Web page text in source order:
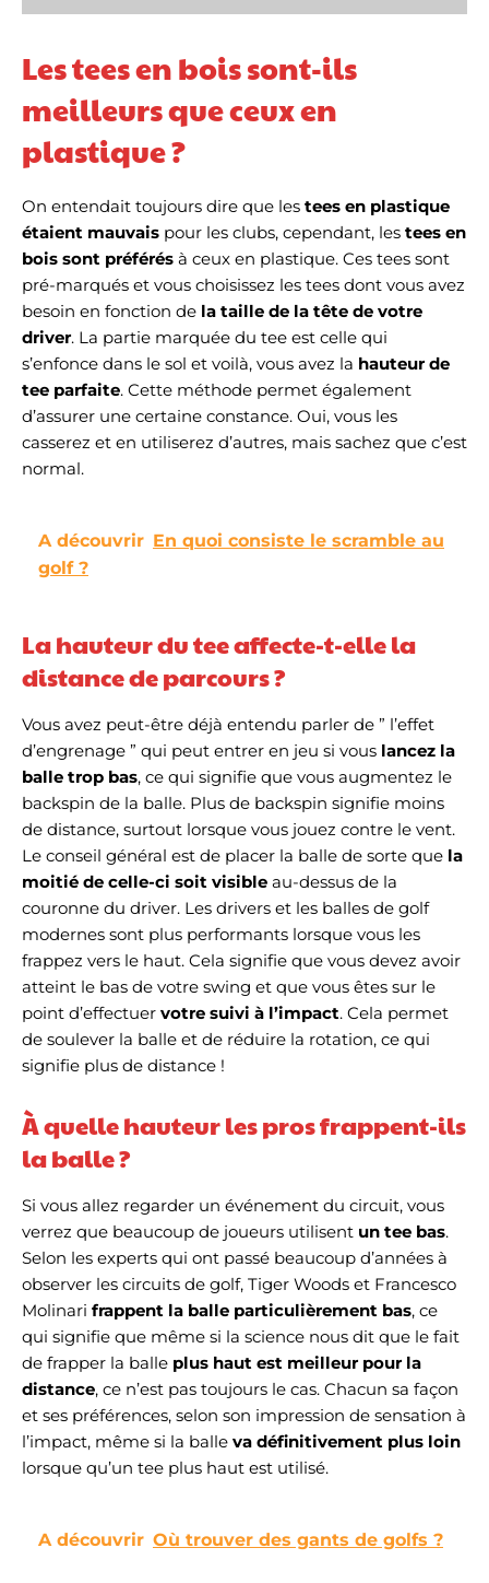
Les tees en bois sont-ils
meilleurs que ceux en
plastique ?
On entendait toujours dire que les tees en plastique
étaient mauvais pour les clubs, cependant, les tees en
bois sont préférés à ceux en plastique. Ces tees sont
pré-marqués et vous choisissez les tees dont vous avez
besoin en fonction de la taille de la tête de votre
driver. La partie marquée du tee est celle qui
s’enfonce dans le sol et voilà, vous avez la hauteur de
tee parfaite. Cette méthode permet également
d’assurer une certaine constance. Oui, vous les
casserez et en utiliserez d’autres, mais sachez que c’est
normal.
A découvrir En quoi consiste le scramble au
golf ?
La hauteur du tee affecte-t-elle la
distance de parcours ?
Vous avez peut-être déjà entendu parler de ” l’effet
d’engrenage ” qui peut entrer en jeu si vous lancez la
balle trop bas, ce qui signifie que vous augmentez le
backspin de la balle. Plus de backspin signifie moins
de distance, surtout lorsque vous jouez contre le vent.
Le conseil général est de placer la balle de sorte que la
moitié de celle-ci soit visible au-dessus de la
couronne du driver. Les drivers et les balles de golf
modernes sont plus performants lorsque vous les
frappez vers le haut. Cela signifie que vous devez avoir
atteint le bas de votre swing et que vous êtes sur le
point d’effectuer votre suivi à l’impact. Cela permet
de soulever la balle et de réduire la rotation, ce qui
signifie plus de distance !
À quelle hauteur les pros frappent-ils
la balle ?
Si vous allez regarder un événement du circuit, vous
verrez que beaucoup de joueurs utilisent un tee bas.
Selon les experts qui ont passé beaucoup d’années à
observer les circuits de golf, Tiger Woods et Francesco
Molinari frappent la balle particulièrement bas, ce
qui signifie que même si la science nous dit que le fait
de frapper la balle plus haut est meilleur pour la
distance, ce n’est pas toujours le cas. Chacun sa façon
et ses préférences, selon son impression de sensation à
l’impact, même si la balle va définitivement plus loin
lorsque qu’un tee plus haut est utilisé.
A découvrir Où trouver des gants de golfs ?